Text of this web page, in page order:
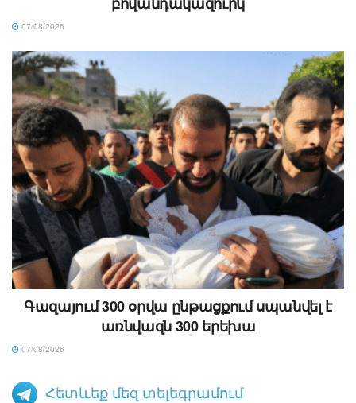
07/08/2026
Գազայում 300 օրվա ընթացքում սպանվել է
առնվազն 300 երեխա
07/08/2026
Հետևեք մեզ տելեգրամում